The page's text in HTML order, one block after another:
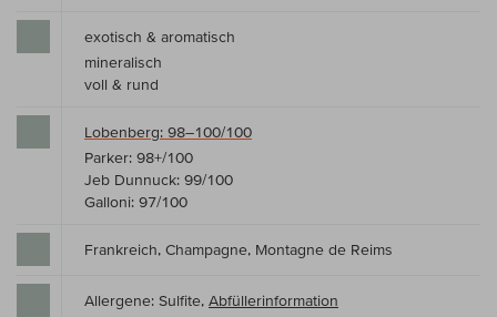
exotisch & aromatisch
mineralisch
voll & rund
Lobenberg: 98–100/100
Parker: 98+/100
Jeb Dunnuck: 99/100
Galloni: 97/100
Frankreich, Champagne, Montagne de Reims
Allergene: Sulfite, Abfüllerinformation